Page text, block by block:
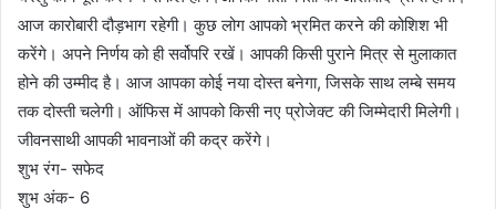
आज कारोबारी दौड़भाग रहेगी। कुछ लोग आपको भ्रमित करने की कोशिश भी
करेंगे। अपने निर्णय को ही सर्वोपरि रखें। आपकी किसी पुराने मित्र से मुलाकात
होने की उम्मीद है। आज आपका कोई नया दोस्त बनेगा, जिसके साथ लम्बे समय
तक दोस्ती चलेगी। ऑफिस में आपको किसी नए प्रोजेक्ट की जिम्मेदारी मिलेगी।
जीवनसाथी आपकी भावनाओं की कद्र करेंगे।
शुभ रंग- सफेद
शुभ अंक- 6